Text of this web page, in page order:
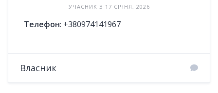
УЧАСНИК З 17 СІЧНЯ, 2026
Телефон: +380974141967
Власник